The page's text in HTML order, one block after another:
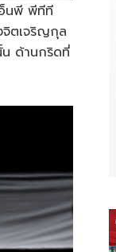
นพี พีทีที
จิตเจริญกุล
น ด้านกริดที่